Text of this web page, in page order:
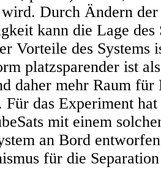
Durch Ändern der
kann die Lage des
Vorteile des Systems
platzsparender ist
daher mehr Raum für
das Experiment hat
mit einem
an Bord
für die